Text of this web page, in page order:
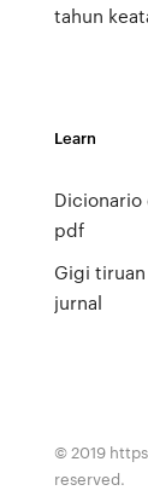
tahun
Learn
pdf
Gigi
jurnal
© 2019
reserved.